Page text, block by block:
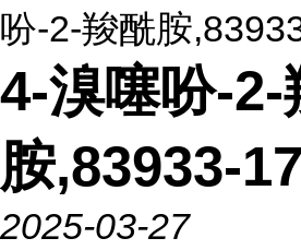
吩-2-羧酰胺
4-溴噻吩-2-
胺,83933-
2025-03-27